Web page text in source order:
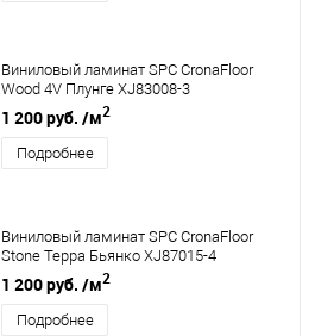
Виниловый ламинат SPC CronaFloor
Wood 4V Плунге XJ83008-3
1 200 руб. /м2
Подробнее
Виниловый ламинат SPC CronaFloor
Stone Терра Бьянко XJ87015-4
1 200 руб. /м2
Подробнее